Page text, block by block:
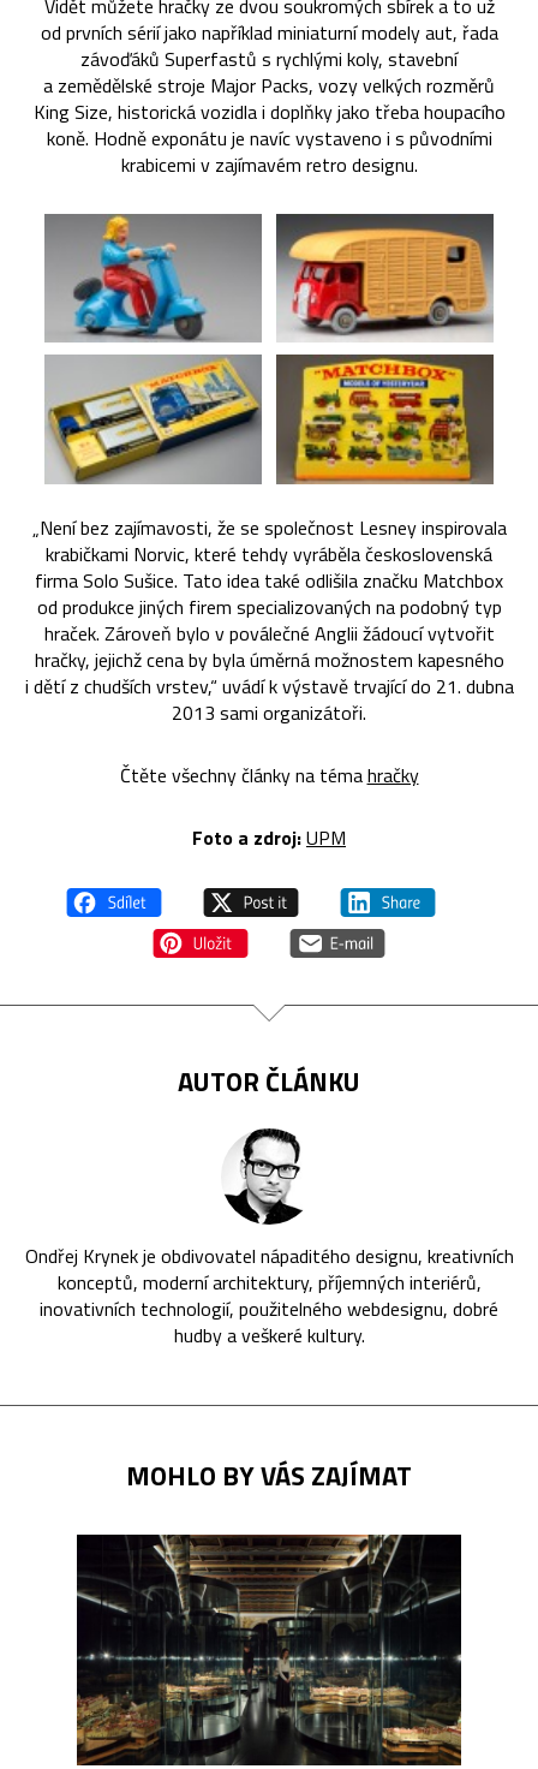
od prvních sérií jako například miniaturní modely aut, řada
závoďáků Superfastů s rychlými koly, stavební
a zemědělské stroje Major Packs, vozy velkých rozměrů
King Size, historická vozidla i doplňky jako třeba houpacího
koně. Hodně exponátu je navíc vystaveno i s původními
krabicemi v zajímavém retro designu.
„Není bez zajímavosti, že se společnost Lesney inspirovala
krabičkami Norvic, které tehdy vyráběla československá
firma Solo Sušice. Tato idea také odlišila značku Matchbox
od produkce jiných firem specializovaných na podobný typ
hraček. Zároveň bylo v poválečné Anglii žádoucí vytvořit
hračky, jejichž cena by byla úměrná možnostem kapesného
i dětí z chudších vrstev,“ uvádí k výstavě trvající do 21. dubna
2013 sami organizátoři.
Čtěte všechny články na témahračky
Foto a zdroj:UPM
AUTOR ČLÁNKU
Ondřej Krynek je obdivovatel nápaditého designu, kreativních
konceptů, moderní architektury, příjemných interiérů,
inovativních technologií, použitelného webdesignu, dobré
hudby a veškeré kultury.
MOHLO BY VÁS ZAJÍMAT